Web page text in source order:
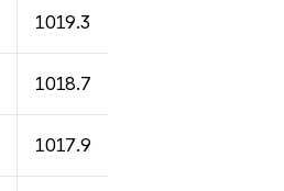
1019.3
1018.7
1017.9